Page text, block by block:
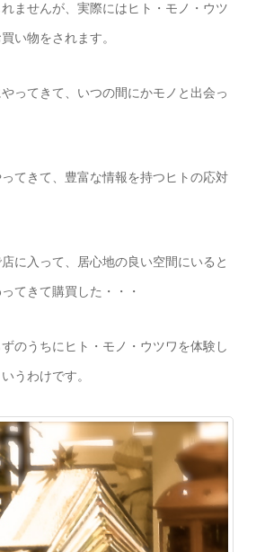
ませんが、実際にはヒト・モノ・ウツ
い物をされます。
ってきて、いつの間にかモノと出会っ
てきて、豊富な情報を持つヒトの応対
に入って、居心地の良い空間にいると
てきて購買した・・・
のうちにヒト・モノ・ウツワを体験し
うわけです。